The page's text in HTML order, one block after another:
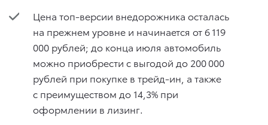
Цена топ-версии внедорожника осталась
на прежнем уровне и начинается от 6 119
000 рублей; до конца июля автомобиль
можно приобрести с выгодой до 200 000
рублей при покупке в трейд-ин, а также
с преимуществом до 14,3% при
оформлении в лизинг.